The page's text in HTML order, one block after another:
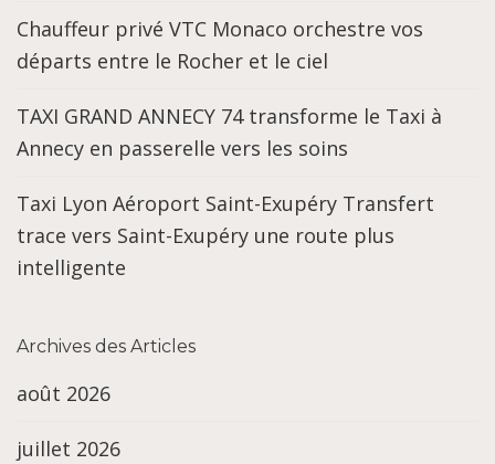
Chauffeur privé VTC Monaco orchestre vos
départs entre le Rocher et le ciel
TAXI GRAND ANNECY 74 transforme le Taxi à
Annecy en passerelle vers les soins
Taxi Lyon Aéroport Saint-Exupéry Transfert
trace vers Saint-Exupéry une route plus
intelligente
Archives des Articles
août 2026
juillet 2026